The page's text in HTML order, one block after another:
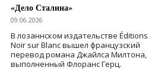
«Дело Сталина»
09.06.2026
В лозаннском издательстве Éditions
Noir sur Blanc вышел французский
перевод романа Джайлса Милтона,
выполненный Флоранс Герц.